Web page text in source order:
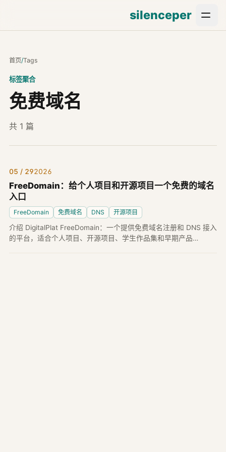
silenceper
首页/Tags
标签聚合
免费域名
共 1 篇
05 / 292026
FreeDomain：给个人项目和开源项目一个免费的域名
入口
FreeDomain 免费域名 DNS 开源项目
介绍 DigitalPlat FreeDomain：一个提供免费域名注册和 DNS 接入
的平台，适合个人项目、开源项目、学生作品集和早期产品